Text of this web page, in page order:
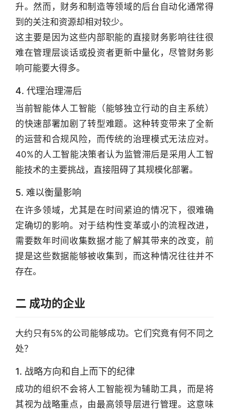
升。然而，财务和制造等领域的后台自动化通常得
到的关注和资源却相对较少。
这主要是因为这些内部职能的直接财务影响往往很
难在管理层谈话或投资者更新中量化，尽管财务影
响可能要大得多。
4. 代理治理滞后
当前智能体人工智能（能够独立行动的自主系统）
的快速部署加剧了转型难题。这种转变带来了全新
的运营和合规风险，而传统的治理模式无法应对。
40%的人工智能决策者认为监管滞后是采用人工智
能技术的主要挑战，直接阻碍了其规模化部署。
5. 难以衡量影响
在许多领域，尤其是在时间紧迫的情况下，很难确
定确切的影响。对于结构性变革或小的流程改进，
需要数年时间收集数据才能了解其带来的改变，前
提是这些数据能够被收集到，而这种情况往往并不
存在。
二 成功的企业
大约只有5%的公司能够成功。它们究竟有何不同之
处？
1. 战略方向和自上而下的纪律
成功的组织不会将人工智能视为辅助工具，而是将
其视为战略重点，由最高领导层进行管理。这意味